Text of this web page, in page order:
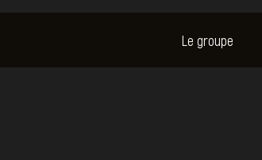
Le groupe